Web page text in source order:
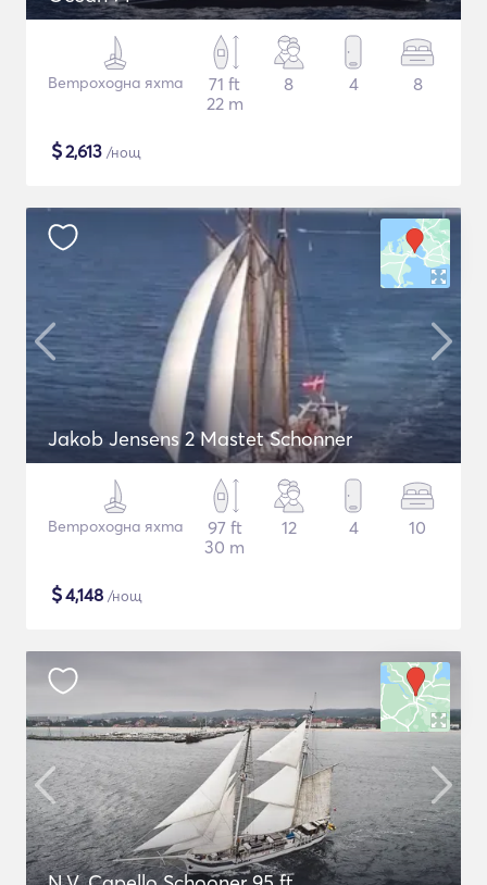
Ветроходна яхта
71 ft
22 m
8 4 8
$2,613 /нощ
Jakob Jensens 2 Mastet Schonner
Ветроходна яхта
97 ft
30 m
12 4 10
$4,148 /нощ